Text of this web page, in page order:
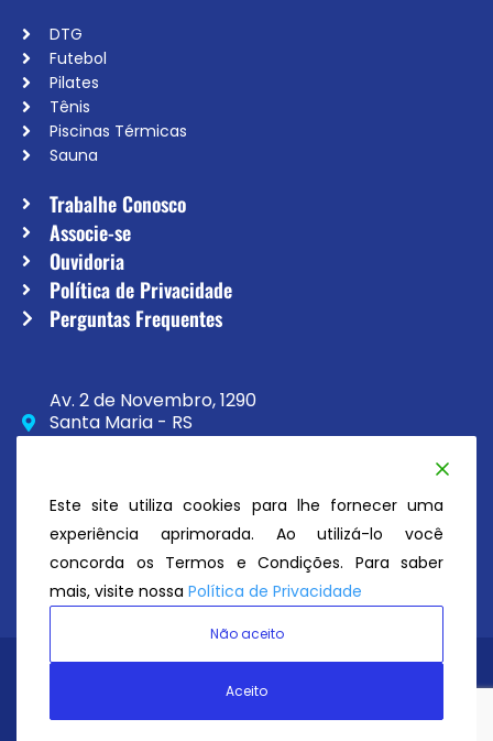
DTG
Futebol
Pilates
Tênis
Piscinas Térmicas
Sauna
Trabalhe Conosco
Associe-se
Ouvidoria
Política de Privacidade
Perguntas Frequentes
Av. 2 de Novembro, 1290
Santa Maria - RS
CEP 97020-230
secretaria@atc.esp.br
Este site utiliza cookies para lhe fornecer uma
experiência aprimorada. Ao utilizá-lo você
concorda os Termos e Condições. Para saber
mais, visite nossa Política de Privacidade
Não aceito
Aceito